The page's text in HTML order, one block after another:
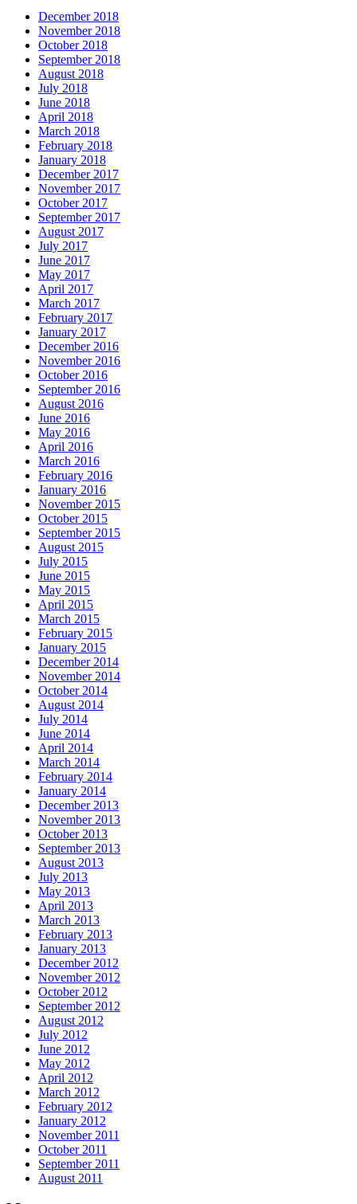
December 2018
November 2018
October 2018
September 2018
August 2018
July 2018
June 2018
April 2018
March 2018
February 2018
January 2018
December 2017
November 2017
October 2017
September 2017
August 2017
July 2017
June 2017
May 2017
April 2017
March 2017
February 2017
January 2017
December 2016
November 2016
October 2016
September 2016
August 2016
June 2016
May 2016
April 2016
March 2016
February 2016
January 2016
November 2015
October 2015
September 2015
August 2015
July 2015
June 2015
May 2015
April 2015
March 2015
February 2015
January 2015
December 2014
November 2014
October 2014
August 2014
July 2014
June 2014
April 2014
March 2014
February 2014
January 2014
December 2013
November 2013
October 2013
September 2013
August 2013
July 2013
May 2013
April 2013
March 2013
February 2013
January 2013
December 2012
November 2012
October 2012
September 2012
August 2012
July 2012
June 2012
May 2012
April 2012
March 2012
February 2012
January 2012
November 2011
October 2011
September 2011
August 2011